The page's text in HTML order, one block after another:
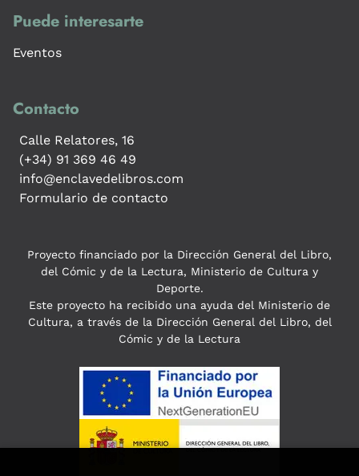
Puede interesarte
Eventos
Contacto
Calle Relatores, 16
(+34) 91 369 46 49
info@enclavedelibros.com
Formulario de contacto
Proyecto financiado por la Dirección General del Libro,
del Cómic y de la Lectura, Ministerio de Cultura y
Deporte.
Este proyecto ha recibido una ayuda del Ministerio de
Cultura, a través de la Dirección General del Libro, del
Cómic y de la Lectura